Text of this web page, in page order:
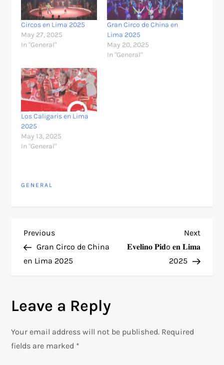
Circos en Lima 2025
May 27, 2025
In "General"
Gran Circo de China en
Lima 2025
May 20, 2025
In "General"
Los Caligaris en Lima
2025
May 13, 2025
In "General"
GENERAL
P
o
t
n
a
Previous
Post
Previous
Gran Circo de China
en Lima 2025
Next
Post
Next
𝐄𝐯𝐞𝐥𝐢𝐧𝐨 𝐏𝐢𝐝o 𝐞𝐧 𝐋𝐢𝐦𝐚
2025
Leave a Reply
Your email address will not be published. Required
fields are marked *